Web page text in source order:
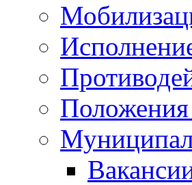
Положения